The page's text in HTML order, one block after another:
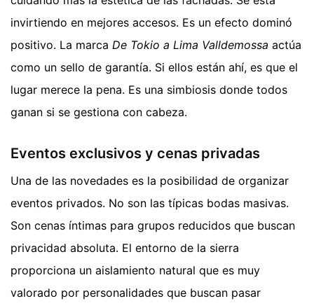
invirtiendo en mejores accesos. Es un efecto dominó
positivo. La marca De Tokio a Lima Valldemossa actúa
como un sello de garantía. Si ellos están ahí, es que el
lugar merece la pena. Es una simbiosis donde todos
ganan si se gestiona con cabeza.
Eventos exclusivos y cenas privadas
Una de las novedades es la posibilidad de organizar
eventos privados. No son las típicas bodas masivas.
Son cenas íntimas para grupos reducidos que buscan
privacidad absoluta. El entorno de la sierra
proporciona un aislamiento natural que es muy
valorado por personalidades que buscan pasar